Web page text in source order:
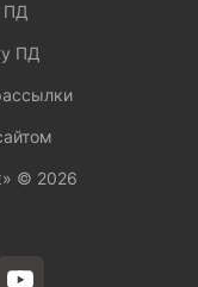
ПД
ПД
© 2026